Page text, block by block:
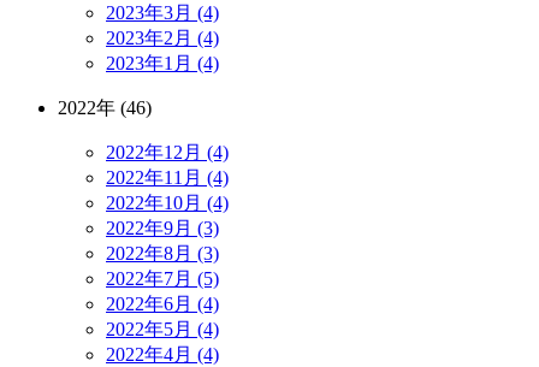
2023年3月 (4)
2023年2月 (4)
2023年1月 (4)
2022年 (46)
2022年12月 (4)
2022年11月 (4)
2022年10月 (4)
2022年9月 (3)
2022年8月 (3)
2022年7月 (5)
2022年6月 (4)
2022年5月 (4)
2022年4月 (4)